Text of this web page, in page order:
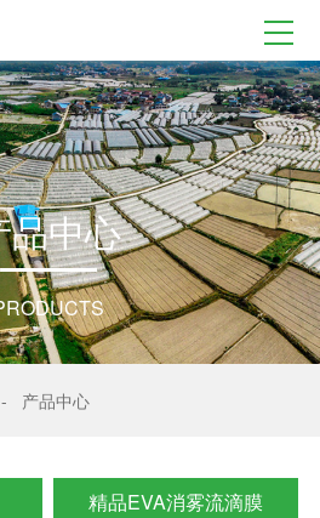
品中心
- 产品中心
精品EVA消雾流滴膜